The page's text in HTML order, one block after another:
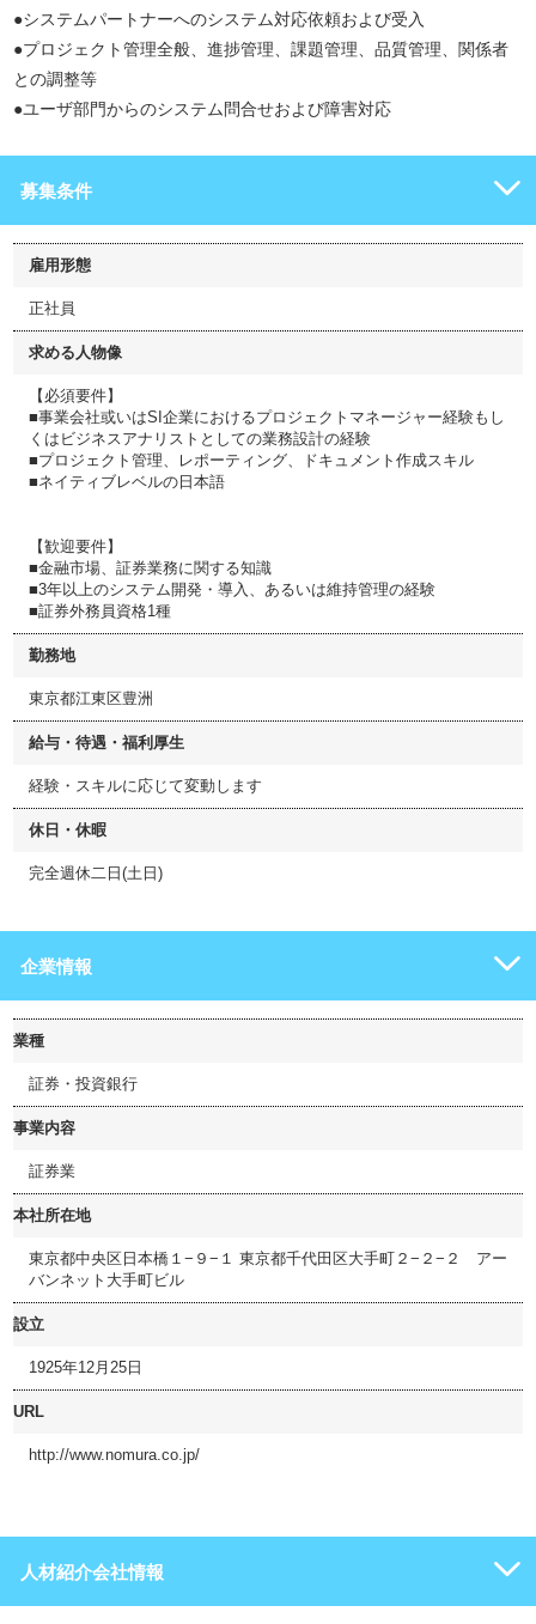
●システムパートナーへのシステム対応依頼および受入
●プロジェクト管理全般、進捗管理、課題管理、品質管理、関係者
との調整等
●ユーザ部門からのシステム問合せおよび障害対応
募集条件
雇用形態
正社員
求める人物像
【必須要件】
■事業会社或いはSI企業におけるプロジェクトマネージャー経験もし
くはビジネスアナリストとしての業務設計の経験
■プロジェクト管理、レポーティング、ドキュメント作成スキル
■ネイティブレベルの日本語
【歓迎要件】
■金融市場、証券業務に関する知識
■3年以上のシステム開発・導入、あるいは維持管理の経験
■証券外務員資格1種
勤務地
東京都江東区豊洲
給与・待遇・福利厚生
経験・スキルに応じて変動します
休日・休暇
完全週休二日(土日)
企業情報
業種
証券・投資銀行
事業内容
証券業
本社所在地
東京都中央区日本橋１−９−１ 東京都千代田区大手町２−２−２ アー
バンネット大手町ビル
設立
1925年12月25日
URL
http://www.nomura.co.jp/
人材紹介会社情報